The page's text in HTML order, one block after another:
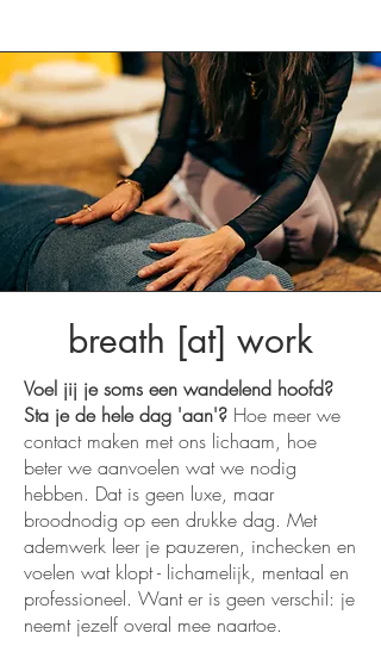
breath [at] work
Voel jij je soms een wandelend hoofd?
Sta je de hele dag 'aan'? Hoe meer we
contact maken met ons lichaam, hoe
beter we aanvoelen wat we nodig
hebben. Dat is geen luxe, maar
broodnodig op een drukke dag. Met
ademwerk leer je pauzeren, inchecken en
voelen wat klopt - lichamelijk, mentaal en
professioneel. Want er is geen verschil: je
neemt jezelf overal mee naartoe.